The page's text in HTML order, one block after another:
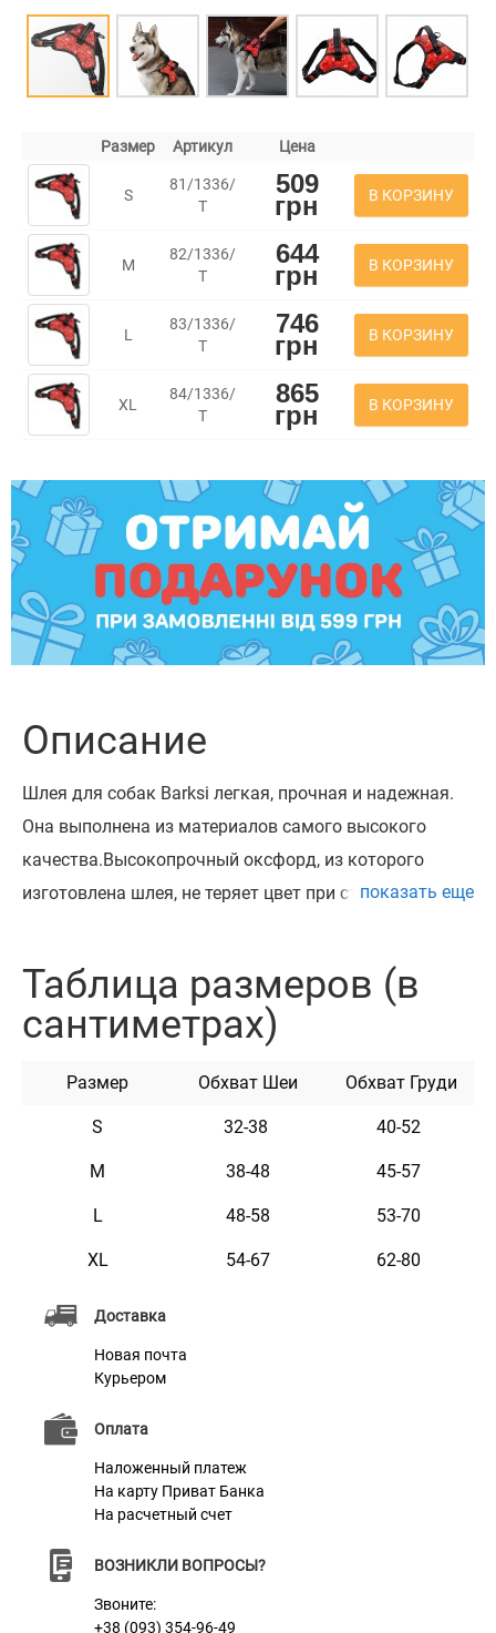
Размер Артикул Цена
S
81/1336/
Т
509
грн В КОРЗИНУ
M
82/1336/
Т
644
грн В КОРЗИНУ
L
83/1336/
Т
746
грн В КОРЗИНУ
XL
84/1336/
Т
865
грн В КОРЗИНУ
Доставка
Новая почта
Курьером
Оплата
Наложенный платеж
На карту Приват Банка
На расчетный счет
ВОЗНИКЛИ ВОПРОСЫ?
Звоните:
+38 (093) 354-96-49
Описание
Шлея для собак Barksi легкая, прочная и надежная.
Она выполнена из материалов самого высокого
качества.Высокопрочный оксфорд, из которого
изготовлена шлея, не теряет цвет при стирке и не
регулируется. Эта шлея мягкая на ощупь, гибкая и не
боится воды. Она практична и неприхотлива в уходе.
Характеристики
Материал
Фурнитура
показать еще
Таблица размеров (в
сантиметрах)
Размер Обхват Шеи Обхват Груди
S 32-38 40-52
M 38-48 45-57
L 48-58 53-70
XL 54-67 62-80